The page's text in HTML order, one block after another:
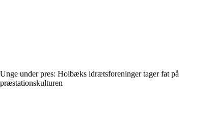
Unge under pres: Holbæks idrætsforeninger tager fat på
præstationskulturen